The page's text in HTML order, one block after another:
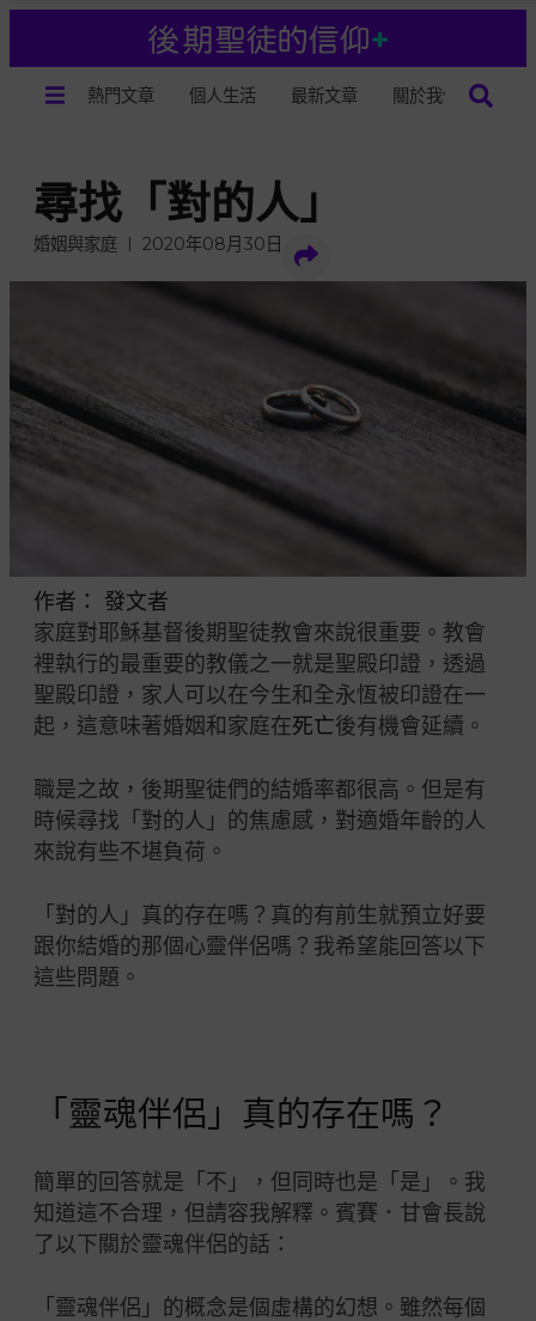
熱門文章 個人生活 最新文章 關於我們
尋找「對的人」
婚姻與家庭 2020年08月30日
作者：
發文者
家庭對耶穌基督後期聖徒教會來說很重要。教會
裡執行的最重要的教儀之一就是聖殿印證，透過
聖殿印證，家人可以在今生和全永恆被印證在一
起，這意味著婚姻和家庭在死亡後有機會延續。
職是之故，後期聖徒們的結婚率都很高。但是有
時候尋找「對的人」的焦慮感，對適婚年齡的人
來說有些不堪負荷。
「對的人」真的存在嗎？真的有前生就預立好要
跟你結婚的那個心靈伴侶嗎？我希望能回答以下
這些問題。
「靈魂伴侶」真的存在嗎？
簡單的回答就是「不」，但同時也是「是」。我
知道這不合理，但請容我解釋。賓賽．甘會長說
了以下關於靈魂伴侶的話：
「靈魂伴侶」的概念是個虛構的幻想。雖然每個